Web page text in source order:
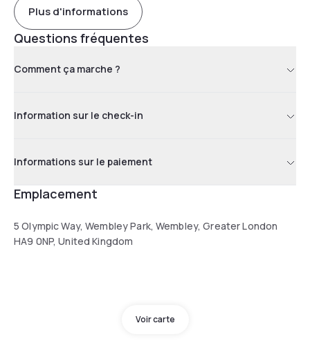
Plus d'informations
Questions fréquentes
Comment ça marche ?
Information sur le check-in
Informations sur le paiement
Emplacement
5 Olympic Way, Wembley Park, Wembley, Greater London
HA9 0NP, United Kingdom
Voir carte